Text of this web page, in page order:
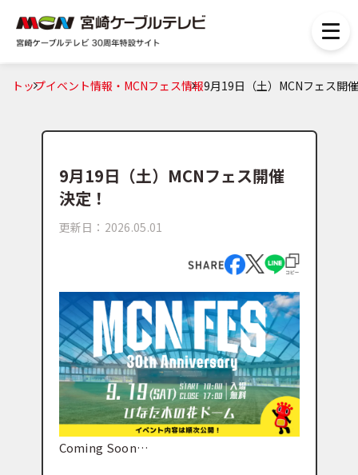
トップイベント情報・MCNフェス情報9月19日（土）MCNフェス開
9月19日（土）MCNフェス開催
決定！
更新日：2026.05.01
Coming Soon…